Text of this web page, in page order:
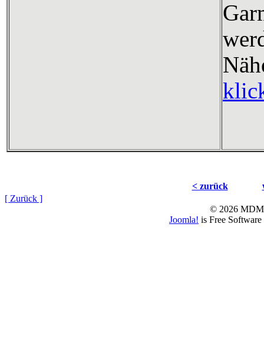
< zurück
[ Zurück ]
© 2026
Joomla! is Free